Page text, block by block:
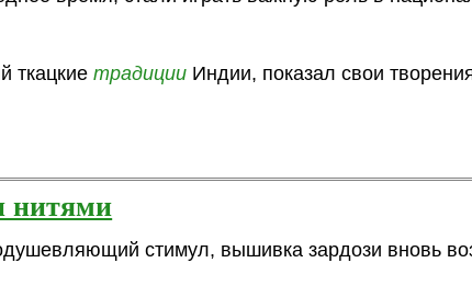
ткацкиетрадиции Индии, показал свои
нитями
стимул, вышивка зардози вновь